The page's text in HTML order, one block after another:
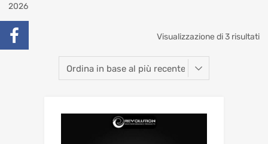
2026
Visualizzazione di 3 risultati